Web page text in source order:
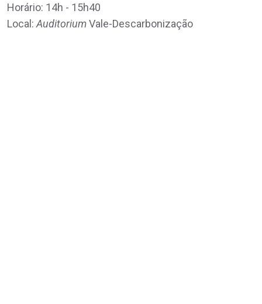
Horário: 14h - 15h40
Local: AuditoriumVale-Descarbonização